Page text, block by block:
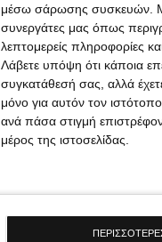
μέσω σάρωσης συσκευών.
συνεργάτες μας όπως
λεπτομερείς πληροφορίες
Λάβετε υπόψη ότι κάποια
συγκατάθεσή σας, αλλά
μόνο για αυτόν τον
ανά πάσα στιγμή
μέρος της ιστοσελίδας.